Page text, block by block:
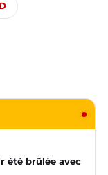
été brûlée avec